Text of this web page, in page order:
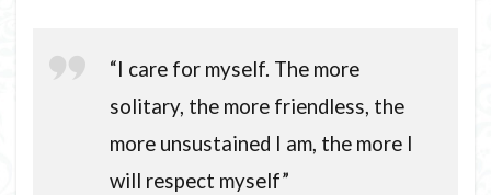
“I care for myself. The more
solitary, the more friendless, the
more unsustained I am, the more I
will respect myself”